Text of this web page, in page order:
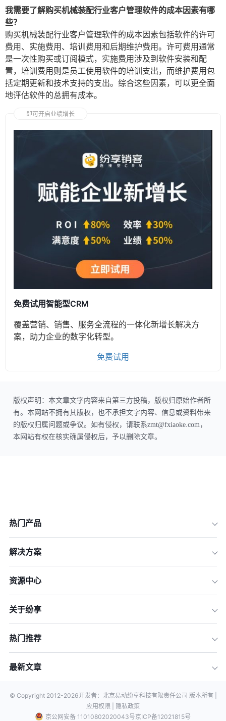
我需要了解购买机械装配行业客户管理软件的成本因素有哪
些？
购买机械装配行业客户管理软件的成本因素包括软件的许可
费用、实施费用、培训费用和后期维护费用。许可费用通常
是一次性购买或订阅模式，实施费用涉及到软件安装和配
置，培训费用则是员工使用软件的培训支出，而维护费用包
括定期更新和技术支持的支出。综合这些因素，可以更全面
地评估软件的总拥有成本。
即可开启业绩增长
免费试用智能型CRM
覆盖营销、销售、服务全流程的一体化新增长解决方
案，助力企业的数字化转型。
免费试用
版权声明：本文章文字内容来自第三方投稿，版权归原始作者所
有。本网站不拥有其版权，也不承担文字内容、信息或资料带来
的版权归属问题或争议。如有侵权，请联系zmt@fxiaoke.com，
本网站有权在核实确属侵权后，予以删除文章。
热门产品
解决方案
资源中心
关于纷享
热门推荐
最新文章
© Copyright 2012-2026开发者：北京易动纷享科技有限责任公司 版本所有 |
应用权限 |
隐私政策
京公网安备 11010802020043号京ICP备12021815号